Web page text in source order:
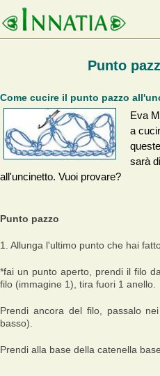
Punto
Come cucire il punto pazzo
Eva
a
sarà
all'uncinetto. Vuoi provare?
Punto pazzo
1. Allunga l'ultimo punto che hai
*fai un punto aperto, prendi il filo
filo (immagine 1), tira fuori 1 anello.
Prendi ancora del filo, passalo
basso).
Prendi alla base della catenella